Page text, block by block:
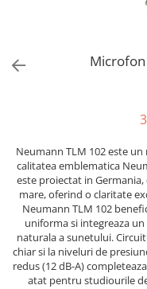
Pickup-uri, platane &
Playere si Recordere
Stabilizatoare de
Power Conditioner
Unelte Audio
Microfoane
Accesorii de microfoane
Capsule de microfon
Case-uri de microfoane
Microfoane de broadcast
Neumann TLM 102 este
calitatea emblematica
este proiectat in
mare, oferind o claritate
Neumann TLM 102
uniforma si integreaza
naturala a sunetului.
chiar si la niveluri de
redus (12 dB-A)
atat pentru studiourile